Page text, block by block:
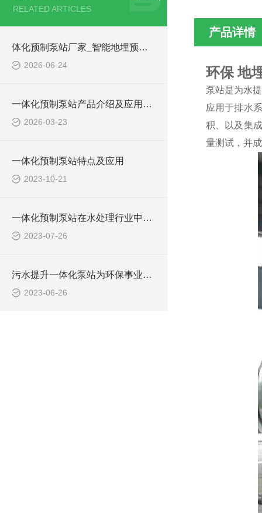
RELATED ARTICLES
体化预制泵站厂家_智能地埋预制泵站-凌科环保
2026-06-24
一体化预制泵站产品介绍及应用范围
2026-03-23
一体化预制泵站特点及应用
2023-10-21
一体化预制泵站在水处理行业中的应用
2023-07-26
污水提升一体化泵站为环保事业做出了哪些贡献？
2023-06-26
产品详情
环保 地
泵站是为水
应用于排水
积、以及集
量测试，并